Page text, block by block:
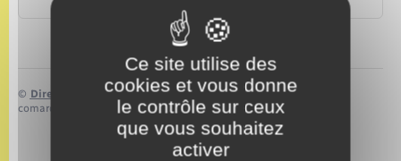
© Direction de l’information légale et administrative
comarquage developpé par baseo.io
Ce site utilise des
cookies et vous donne
le contrôle sur ceux
que vous souhaitez
activer